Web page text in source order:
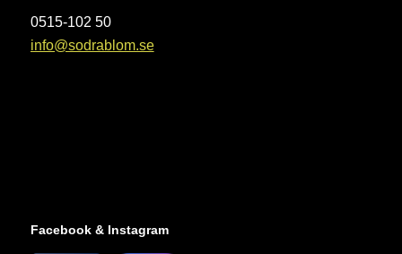
0515-102 50
info@sodrablom.se
Facebook & Instagram